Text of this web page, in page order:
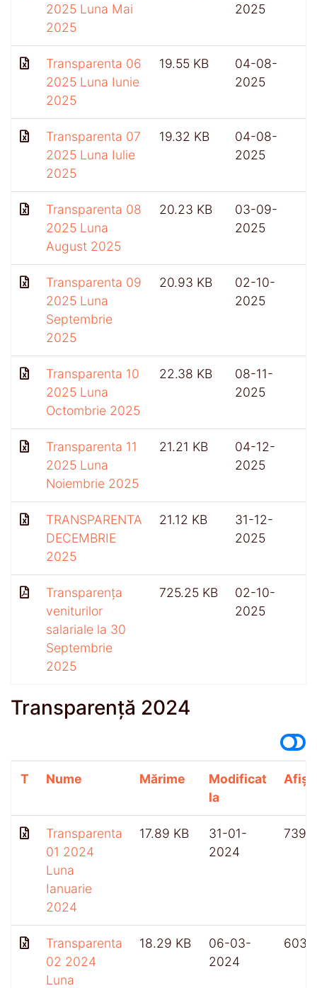
2025 Luna Mai
2025
2025
Transparenta 06
2025 Luna Iunie
2025
19.55 KB
04-08-
2025
Transparenta 07
2025 Luna Iulie
2025
19.32 KB
04-08-
2025
Transparenta 08
2025 Luna
August 2025
20.23 KB
03-09-
2025
Transparenta 09
2025 Luna
Septembrie
2025
20.93 KB
02-10-
2025
Transparenta 10
2025 Luna
Octombrie 2025
22.38 KB
08-11-
2025
Transparenta 11
2025 Luna
Noiembrie 2025
21.21 KB
04-12-
2025
TRANSPARENTA
DECEMBRIE
2025
21.12 KB
31-12-
2025
Transparența
veniturilor
salariale la 30
Septembrie
2025
725.25 KB
02-10-
2025
Transparență 2024
T Nume Mărime
Modificat
la
Transparenta
01 2024
Luna
Ianuarie
2024
17.89 KB
31-01-
2024
739
Transparenta
02 2024
Luna
18.29 KB
06-03-
2024
603